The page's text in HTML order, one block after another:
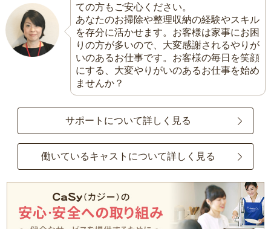
ての方もご安心ください。
あなたのお掃除や整理収納の経験やスキル
を存分に活かせます。お客様は家事にお困
りの方が多いので、大変感謝されるやりが
いのあるお仕事です。お客様の毎日を笑顔
にする、大変やりがいのあるお仕事を始め
ませんか？
サポートについて詳しく見る
働いているキャストについて詳しく見る